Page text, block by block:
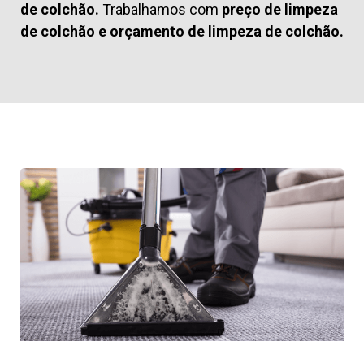
de colchão. Trabalhamos com preço de limpeza
de colchão e orçamento de limpeza de colchão.